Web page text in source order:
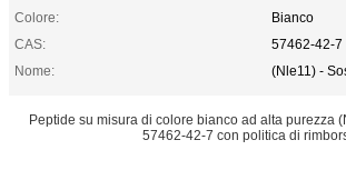
Colore:
Bianco
CAS:
57462-42-7
Nome:
(Nle11) -
Peptide su misura di colore bianco ad alta purezza
57462-42-7 con politica di